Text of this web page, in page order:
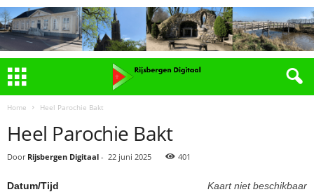
Home Heel Parochie Bakt
Heel Parochie Bakt
Door Rijsbergen Digitaal - 22 juni 2025 401
Kaart niet beschikbaar
Datum/Tijd